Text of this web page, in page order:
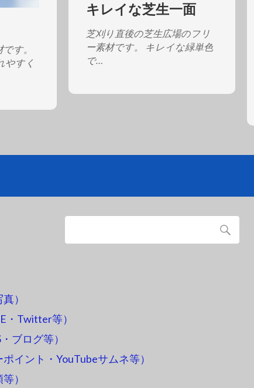
キレイな芝生一面
芝刈り直後の芝生広場のフリ
ー素材です。 キレイな緑単色
で…
す。
やすく
）
・Twitter等）
ブログ等）
イント・YouTubeサムネ等）
）